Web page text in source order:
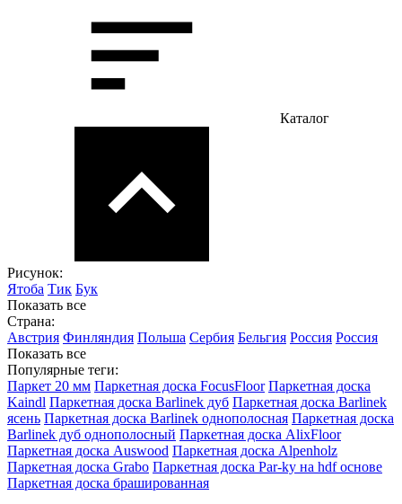
Каталог
Рисунок:
Ятоба Тик Бук
Показать все
Страна:
Австрия Финляндия Польша Сербия Бельгия Россия Россия
Показать все
Популярные теги:
Паркет 20 мм Паркетная доска FocusFloor Паркетная доска
Kaindl Паркетная доска Barlinek дуб Паркетная доска Barlinek
ясень Паркетная доска Barlinek однополосная Паркетная доска
Barlinek дуб однополосный Паркетная доска AlixFloor
Паркетная доска Auswood Паркетная доска Alpenholz
Паркетная доска Grabo Паркетная доска Par-ky на hdf основе
Паркетная доска брашированная